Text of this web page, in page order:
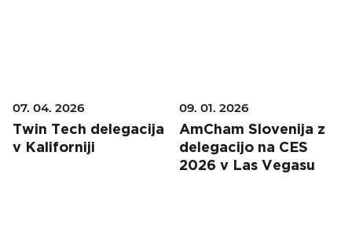
07. 04. 2026
Twin Tech delegacija
v Kaliforniji
09. 01. 2026
AmCham Slovenija z
delegacijo na CES
2026 v Las Vegasu